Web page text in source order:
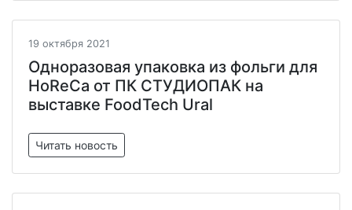
19 октября 2021
Одноразовая упаковка из фольги для
HoReCa от ПК СТУДИОПАК на
выставке FoodTech Ural
Читать новость